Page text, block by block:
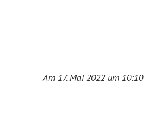
Am 17. Mai 2022 um 10:10